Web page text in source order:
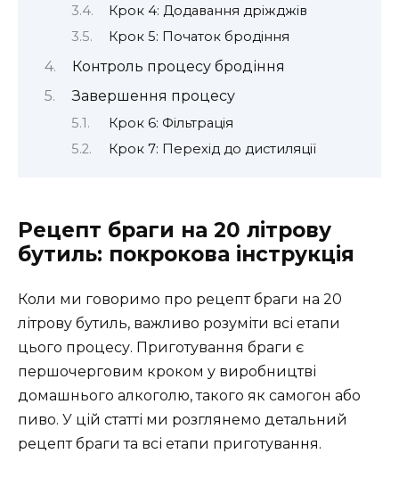
Крок 4: Додавання дріжджів
Крок 5: Початок бродіння
Контроль процесу бродіння
Завершення процесу
Крок 6: Фільтрація
Крок 7: Перехід до дистиляції
Рецепт браги на 20 літрову
бутиль: покрокова інструкція
Коли ми говоримо про рецепт браги на 20
літрову бутиль, важливо розуміти всі етапи
цього процесу. Приготування браги є
першочерговим кроком у виробництві
домашнього алкоголю, такого як самогон або
пиво. У цій статті ми розглянемо детальний
рецепт браги та всі етапи приготування.